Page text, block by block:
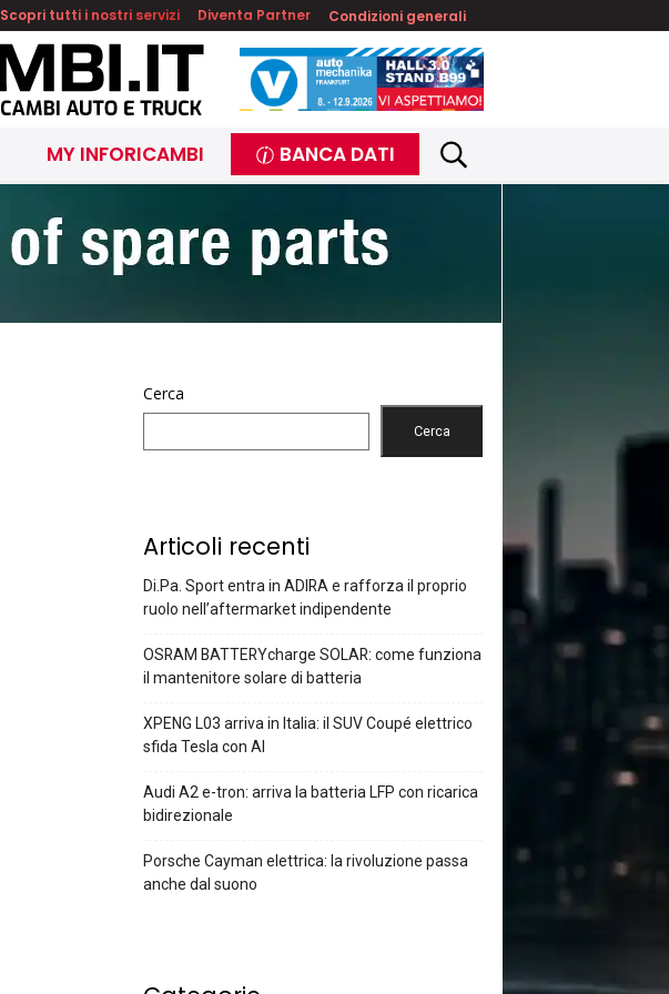
Scopri tutti i nostri servizi Diventa Partner Condizioni generali
MY INFORICAMBI BANCA DATI
Cerca
Cerca
Articoli recenti
Di.Pa. Sport entra in ADIRA e rafforza il proprio
ruolo nell’aftermarket indipendente
OSRAM BATTERYcharge SOLAR: come funziona
il mantenitore solare di batteria
XPENG L03 arriva in Italia: il SUV Coupé elettrico
sfida Tesla con AI
Audi A2 e-tron: arriva la batteria LFP con ricarica
bidirezionale
Porsche Cayman elettrica: la rivoluzione passa
anche dal suono